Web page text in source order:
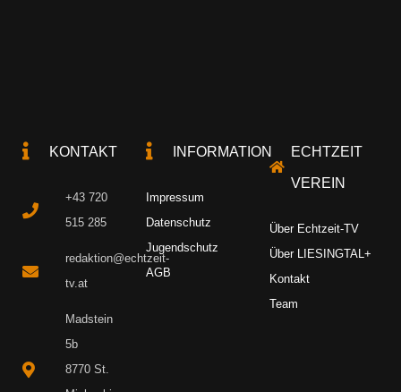
KONTAKT
+43 720
515 285
redaktion@echtzeit-
tv.at
Madstein
5b
8770 St.
INFORMATION
Impressum
Datenschutz
Jugendschutz
AGB
ECHTZEIT
VEREIN
Über Echtzeit-TV
Über LIESINGTAL+
Kontakt
Team